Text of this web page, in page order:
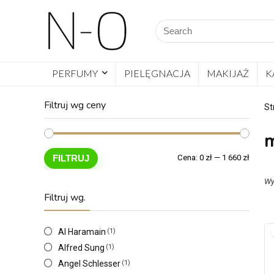
PERFUMY PIELĘGNACJA MAKIJAŻ
Filtruj wg ceny
FILTRUJ Cena: 0 zł — 1 660 zł
Filtruj wg.
Al Haramain (1)
Alfred Sung (1)
Angel Schlesser (1)